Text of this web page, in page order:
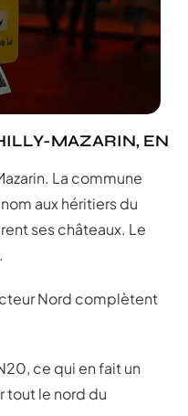
MAZARIN, EN
La commune
aux héritiers du
ses châteaux. Le
Nord complètent
ce qui en fait un
tout le nord du